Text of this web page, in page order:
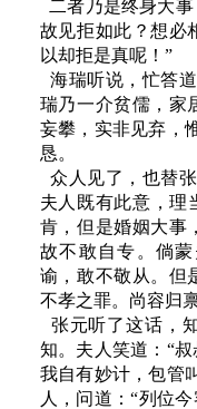
二者乃是终身大
故见拒如此？想必
以却拒是真呢！”
海瑞听说，忙答
瑞乃一介贫儒，家
妄攀，实非见弃，
恳。
众人见了，也替
夫人既有此意，理
肯，但是婚姻大事
故不敢自专。倘
谕，敢不敬从。但
不孝之罪。尚容归
张元听了这话，
知。夫人笑道：“
我自有妙计，包管
人，问道：“列位